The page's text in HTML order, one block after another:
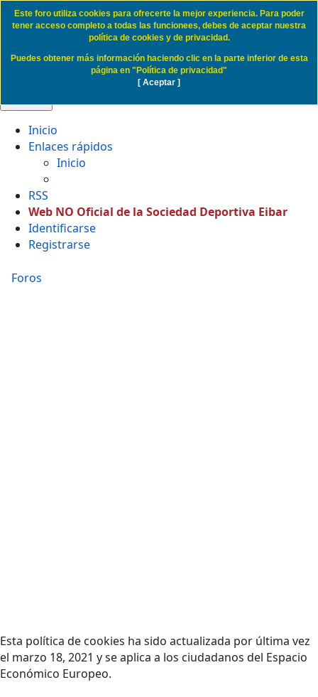
Politica de Cookies SD Eibar
Inicio
Enlaces rápidos
Inicio
RSS
Web NO Oficial de la Sociedad Deportiva Eibar
Identificarse
Registrarse
Foros
Esta política de cookies ha sido actualizada por última vez
el marzo 18, 2021 y se aplica a los ciudadanos del Espacio
Económico Europeo.
Este foro utiliza cookies para ofrecerte la mejor experiencia. Para poder
tener acceso completo a todas las funcionees, debes de aceptar nuestra
política de cookies y de privacidad.
Puedes obtener más información haciendo clic en la parte inferior de esta
página en "Política de privacidad"
[ Aceptar ]